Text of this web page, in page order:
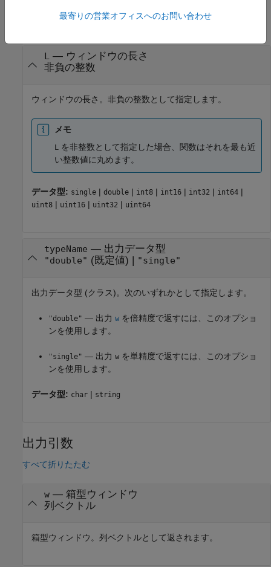
L — ウィンドウの長さ
非負の整数
ウィンドウの長さ。非負の整数として指定します。
メモ
L を非整数として指定した場合、関数はそれを最も近
い整数値に丸めます。
データ型: single | double | int8 | int16 | int32 | int64 |
uint8 | uint16 | uint32 | uint64
typeName — 出力データ型
"double" (既定値) | "single"
出力データ型 (クラス)。次のいずれかとして指定します。
"double" — 出力 w を倍精度で返すには、このオプショ
ンを使用します。
"single" — 出力 w を単精度で返すには、このオプショ
ンを使用します。
データ型: char | string
出力引数
すべて折りたたむ
w— 箱型ウィンドウ
列ベクトル
箱型ウィンドウ。列ベクトルとして返されます。
最寄りの営業オフィスへのお問い合わせ